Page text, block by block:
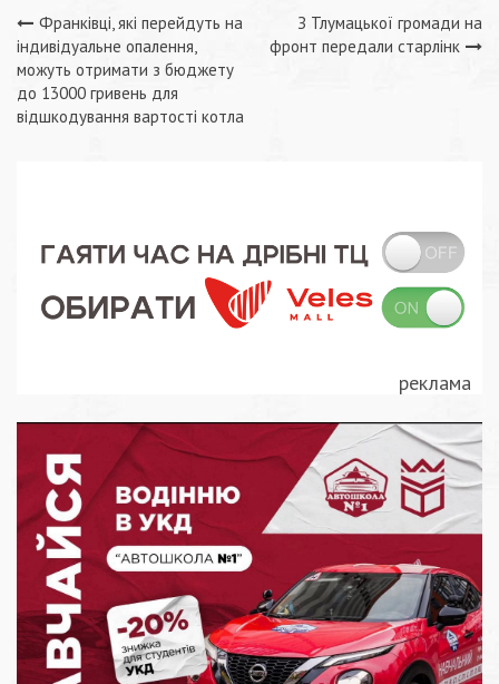
Навігація
записів
Франківці, які перейдуть на
індивідуальне опалення,
можуть отримати з бюджету
до 13000 гривень для
відшкодування вартості котла
З Тлумацької громади на
фронт передали старлінк